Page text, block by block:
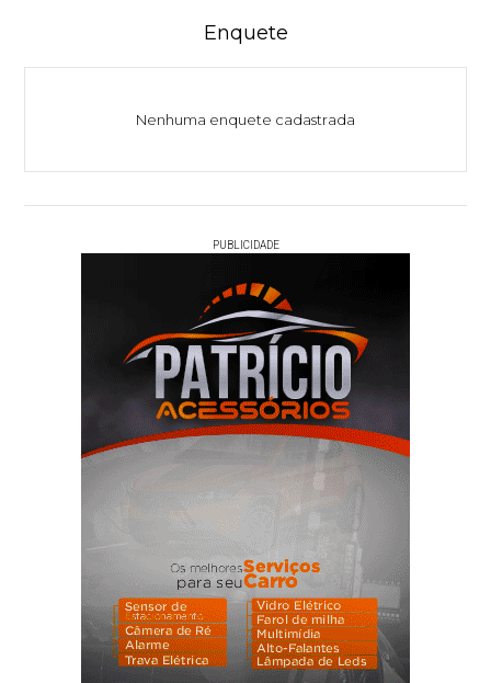
Enquete
Nenhuma enquete cadastrada
PUBLICIDADE